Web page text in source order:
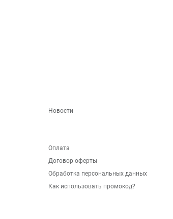
Новости
Оплата
Договор оферты
Обработка персональных данных
Как использовать промокод?